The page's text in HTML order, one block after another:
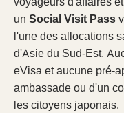
un Social Visit Pass
l'une des allocations
d'Asie du Sud-Est.
eVisa et aucune pré-
ambassade ou d'un
les citoyens japonais.